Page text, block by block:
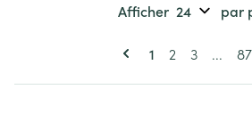
Pages
Vous lisez
1 Page
2 Page
3 ... 87
Afficher par